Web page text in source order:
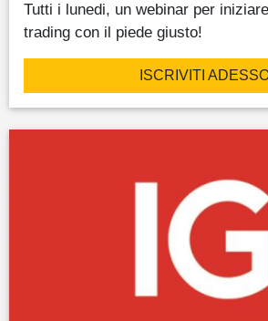
Tutti i lunedi, un webinar per
trading con il piede giusto!
ISCRIVITI